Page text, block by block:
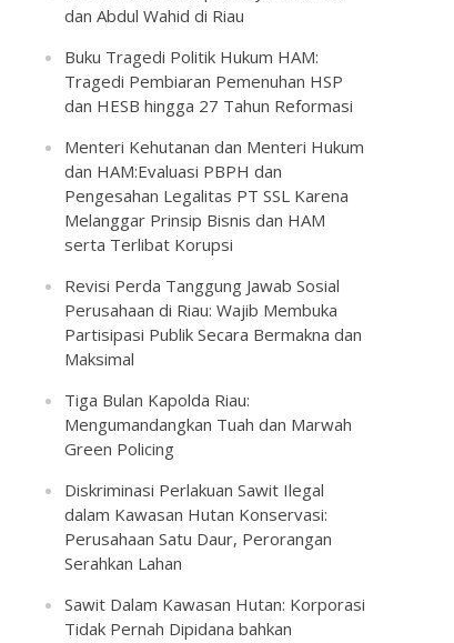
dan Abdul Wahid di Riau
Buku Tragedi Politik Hukum HAM:
Tragedi Pembiaran Pemenuhan HSP
dan HESB hingga 27 Tahun Reformasi
Menteri Kehutanan dan Menteri Hukum
dan HAM:Evaluasi PBPH dan
Pengesahan Legalitas PT SSL Karena
Melanggar Prinsip Bisnis dan HAM
serta Terlibat Korupsi
Revisi Perda Tanggung Jawab Sosial
Perusahaan di Riau: Wajib Membuka
Partisipasi Publik Secara Bermakna dan
Maksimal
Tiga Bulan Kapolda Riau:
Mengumandangkan Tuah dan Marwah
Green Policing
Diskriminasi Perlakuan Sawit Ilegal
dalam Kawasan Hutan Konservasi:
Perusahaan Satu Daur, Perorangan
Serahkan Lahan
Sawit Dalam Kawasan Hutan: Korporasi
Tidak Pernah Dipidana bahkan